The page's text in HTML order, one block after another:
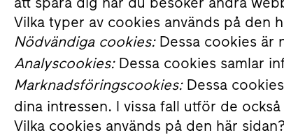
Vilka typer av cookies används på den
Nödvändiga cookies:Dessa cookies är
Analyscookies:Dessa cookies samlar
Marknadsföringscookies:Dessa
dina intressen. I vissa fall utför de
Vilka cookies används på den här sidan?